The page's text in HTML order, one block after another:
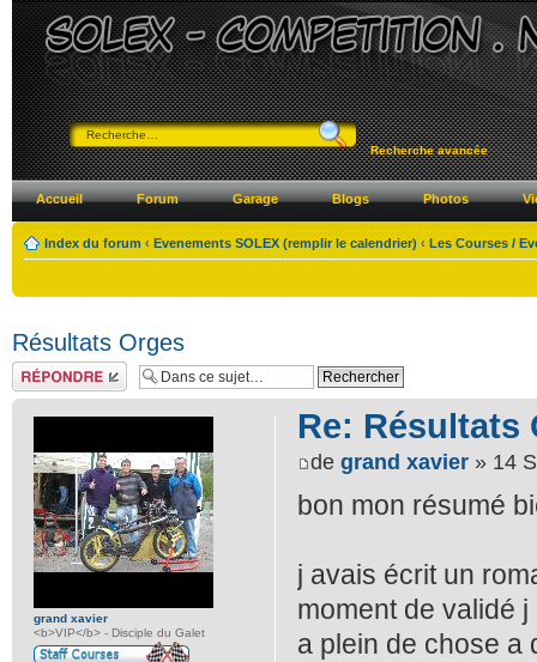
Recherche avancée
Accueil Forum Garage Blogs Photos
Index du forum ‹ Evenements SOLEX (remplir le calendrier) ‹ Les Courses /
Résultats Orges
Répondre
Re: Résultats
de grand xavier » 14
bon mon résumé
j avais écrit un
moment de validé
a plein de chose a
grand xavier
<b>VIP</b> - Disciple du Galet